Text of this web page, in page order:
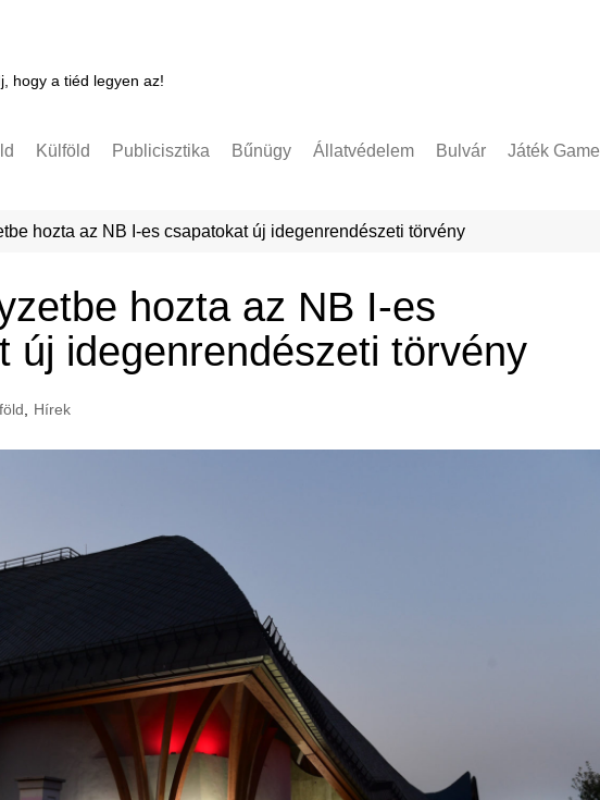
hogy a tiéd legyen az!
Külföld Publicisztika Bűnügy Állatvédelem Bulvár Játék Game
hozta az NB I-es csapatokat új idegenrendészeti törvény
hozta az NB I-es
új idegenrendészeti törvény
Hírek